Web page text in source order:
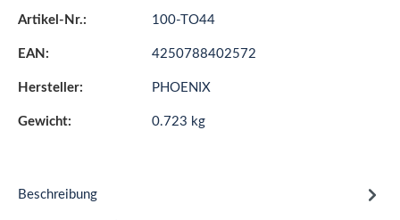
Artikel-Nr.: 100-TO44
EAN: 4250788402572
Hersteller: PHOENIX
Gewicht: 0.723 kg
Beschreibung